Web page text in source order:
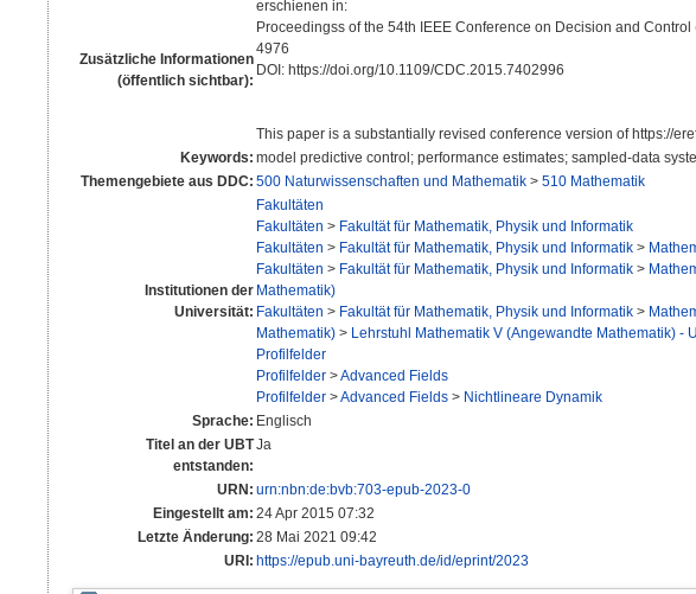
Zusätzliche Informationen
(öffentlich sichtbar):
erschienen in:
Proceedingss of the 54th IEEE Conference on Decision and
4976
DOI: https://doi.org/10.1109/CDC.2015.7402996
This paper is a substantially revised conference version of https://
Keywords: model predictive control; performance estimates; sampled-data
Themengebiete aus DDC: 500 Naturwissenschaften und Mathematik > 510 Mathematik
Institutionen der
Universität:
Fakultäten
Fakultäten > Fakultät für Mathematik, Physik und Informatik
Fakultäten > Fakultät für Mathematik, Physik und Informatik >
Fakultäten > Fakultät für Mathematik, Physik und Informatik >
Mathematik)
Fakultäten > Fakultät für Mathematik, Physik und Informatik >
Mathematik) > Lehrstuhl Mathematik V (Angewandte Mathematik) -
Profilfelder
Profilfelder >Advanced Fields
Profilfelder >Advanced Fields > Nichtlineare Dynamik
Sprache: Englisch
Titel an der UBT
entstanden:
Ja
URN: urn:nbn:de:bvb:703-epub-2023-0
Eingestellt am: 24 Apr 2015 07:32
Letzte Änderung: 28 Mai 2021 09:42
URI: https://epub.uni-bayreuth.de/id/eprint/2023